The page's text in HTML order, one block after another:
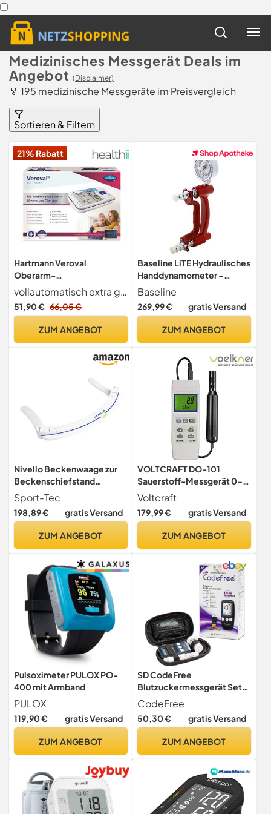
Medizinisches Messgerät Deals im
Angebot (Disclaimer)
🏅 195 medizinische Messgeräte im Preisvergleich
Sortieren & Filtern
21% Rabatt
Hartmann Veroval
Oberarm-
Blutdruckmessgerät,
Qualitätssiegel ESH,
Manschette, USB-Kabel
vollautomatisch extra großen Display
51,90 € 66,05 €
ZUM ANGEBOT
Baseline LiTE Hydraulisches
Handdynamometer –
Griffkraftmessgerät mit
90,7 kg Kapazität und 5-
Positionen-Griff
Baseline
269,99 € gratis Versand
ZUM ANGEBOT
Nivello Beckenwaage zur
Beckenschiefstand
Diagnose, Medizinisches
Messgerät
Sport-Tec
198,89 € gratis Versand
ZUM ANGEBOT
VOLTCRAFT DO-101
Sauerstoff-Messgerät 0-
20 mg/l Wechselbare
Elektrode, mit
Temperaturmessfunktion
Voltcraft
179,99 € gratis Versand
ZUM ANGEBOT
Pulsoximeter PULOX PO-
400 mit Armband
PULOX
119,90 € gratis Versand
ZUM ANGEBOT
SD CodeFree
Blutzuckermessgerät Set
mg/dL – Diabetes
Messgerät mit
Blutzuckerteststreifen &
Glukosemessgerät zur
Stechhilfe, Etui &
Diabetiker-Tagebuch
CodeFree
50,30 € gratis Versand
ZUM ANGEBOT